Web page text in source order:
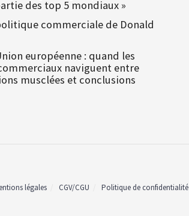
des top 5 mondiaux »
commerciale de Donald
européenne : quand les
naviguent entre
musclées et conclusions
légales CGV/CGU Politique de confidentialité